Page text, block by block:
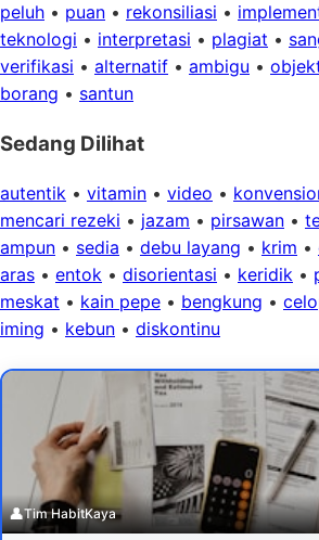
peluh • puan • rekonsiliasi •
teknologi • interpretasi • plagiat •
verifikasi • alternatif • ambigu •
borang • santun
Sedang Dilihat
autentik • vitamin • video •
mencari rezeki • jazam • pirsawan •
ampun • sedia • debu layang • krim •
aras • entok • disorientasi • keridik •
meskat • kain pepe • bengkung •
iming • kebun • diskontinu
👤Tim HabitKaya